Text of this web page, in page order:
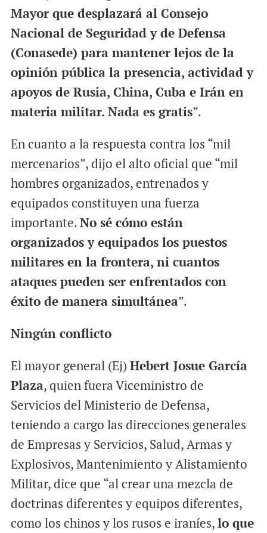
Mayor que desplazará al Consejo
Nacional de Seguridad y de Defensa
(Conasede) para mantener lejos de la
opinión pública la presencia, actividad y
apoyos de Rusia, China, Cuba e Irán en
materia militar. Nada es gratis”.
En cuanto a la respuesta contra los “mil
mercenarios”, dijo el alto oficial que “mil
hombres organizados, entrenados y
equipados constituyen una fuerza
importante.No sé cómo están
organizados y equipados los puestos
militares en la frontera, ni cuantos
ataques pueden ser enfrentados con
éxito de manera simultánea”.
Ningún conflicto
El mayor general (Ej) Hebert Josue García
Plaza, quien fuera Viceministro de
Servicios del Ministerio de Defensa,
teniendo a cargo las direcciones generales
de Empresas y Servicios, Salud, Armas y
Explosivos, Mantenimiento y Alistamiento
Militar, dice que “al crear una mezcla de
doctrinas diferentes y equipos diferentes,
como los chinos y los rusos e iraníes,lo que